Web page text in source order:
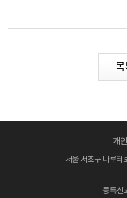
목
개
서울 서초구 나루
등록신